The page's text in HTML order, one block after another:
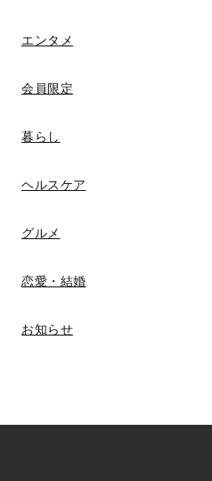
エンタメ
会員限定
暮らし
ヘルスケア
グルメ
恋愛・結婚
お知らせ